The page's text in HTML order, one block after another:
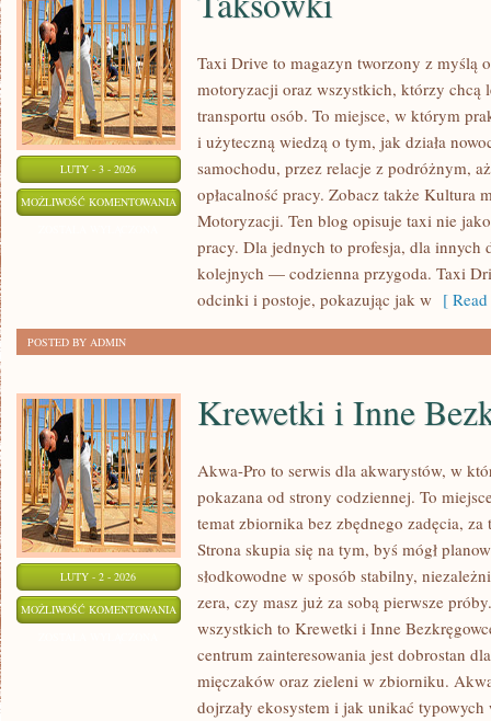
LUTY - 3 - 2026
MOŻLIWOŚĆ KOMENTOWANIA TAKSÓWKI
Taxi Drive to magazyn tworzony z myślą
motoryzacji oraz wszystkich, którzy chcą
transportu osób. To miejsce, w którym
i użyteczną wiedzą o tym, jak działa
samochodu, przez relacje z podróżnym,
opłacalność pracy. Zobacz także Kultura
Motoryzacji. Ten blog opisuje taxi nie
pracy. Dla jednych to profesja, dla innych
kolejnych — codzienna przygoda. Taxi
odcinki i postoje, pokazując jak w [
POSTED BY ADMIN
LUTY - 2 - 2026
MOŻLIWOŚĆ KOMENTOWANIA KREWETKI
INNE
BEZKRĘGOWCE
Krewetki i Inne
Akwa-Pro to serwis dla akwarystów, w
pokazana od strony codziennej. To
temat zbiornika bez zbędnego zadęcia,
Strona skupia się na tym, byś mógł
słodkowodne w sposób stabilny,
zera, czy masz już za sobą pierwsze
wszystkich to Krewetki i Inne
centrum zainteresowania jest dobrostan
mięczaków oraz zieleni w zbiorniku.
dojrzały ekosystem i jak unikać